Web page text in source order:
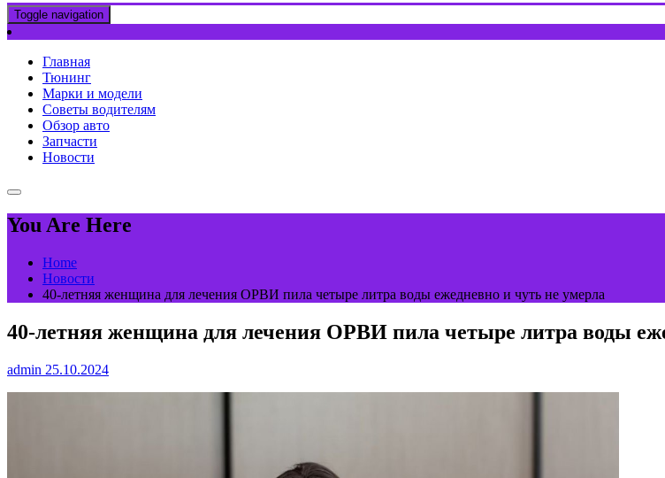
Toggle navigation
Главная
Тюнинг
Марки и модели
Советы водителям
Обзор авто
Запчасти
Новости
You Are Here
Home
Новости
40-летняя женщина для лечения ОРВИ пила четыре литра воды ежедневно и чуть не умерла
40-летняя женщина для лечения ОРВИ пила четыре литра воды
admin 25.10.2024